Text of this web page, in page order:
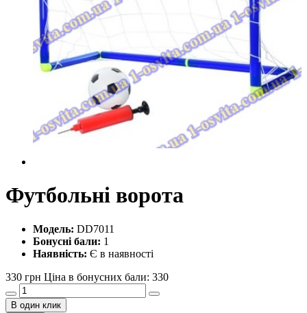
Футбольні ворота
Модель: DD7011
Бонусні бали: 1
Наявність: Є в наявності
330 грн Ціна в бонусних бали: 330
В один клик